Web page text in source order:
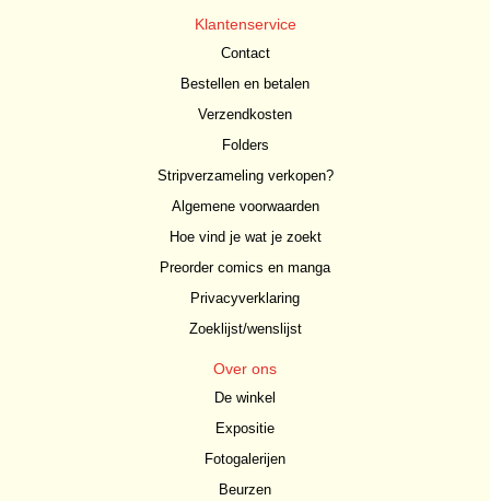
Klantenservice
Contact
Bestellen en betalen
Verzendkosten
Folders
Stripverzameling verkopen?
Algemene voorwaarden
Hoe vind je wat je zoekt
Preorder comics en manga
Privacyverklaring
Zoeklijst/wenslijst
Over ons
De winkel
Expositie
Fotogalerijen
Beurzen